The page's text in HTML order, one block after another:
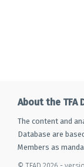
About the TFA
The content and
Database are
Members as